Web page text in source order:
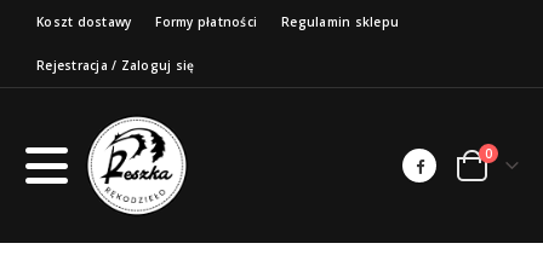
Koszt dostawy Formy płatności Regulamin sklepu
Rejestracja / Zaloguj się
0